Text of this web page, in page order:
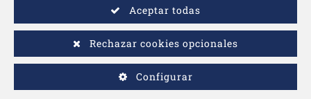
Aceptar todas
Rechazar cookies opcionales
Configurar
© 2026 - Desenvolupat per Comertis-Aviso legal
compra/Política de privacidad/Política de cookies